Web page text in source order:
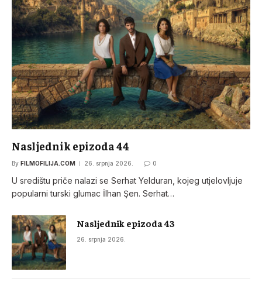
Nasljednik epizoda 44
By FILMOFILIJA.COM 26. srpnja 2026. 0
U središtu priče nalazi se Serhat Yelduran, kojeg utjelovljuje
popularni turski glumac İlhan Şen. Serhat…
Nasljednik epizoda 43
26. srpnja 2026.